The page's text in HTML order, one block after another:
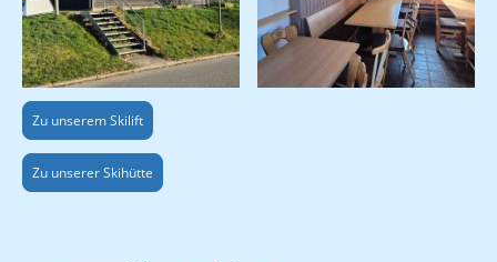
Zu unserem Skilift
Zu unserer Skihütte